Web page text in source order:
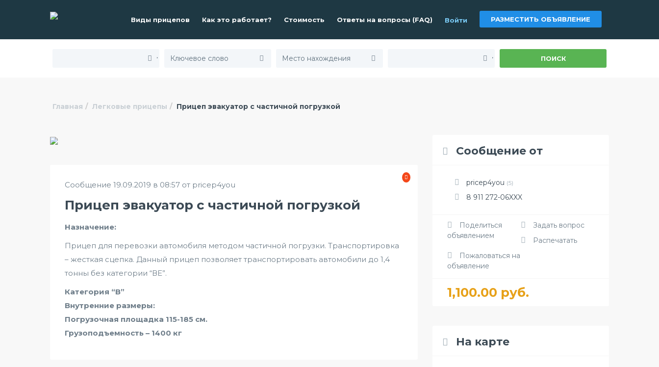
Виды прицепов Как это работает? Стоимость Ответы на вопросы (FAQ) Войти РАЗМЕСТИТЬ ОБЪЯВЛЕНИЕ
ПОИСК
Главная Легковые прицепы Прицеп эвакуатор с частичной погрузкой
Сообщение 19.09.2019 в 08:57 от pricep4you
Прицеп эвакуатор с частичной погрузкой
Назначение:
Прицеп для перевозки автомобиля методом частичной погрузки. Транспортировка
– жесткая сцепка. Данный прицеп позволяет транспортировать автомобили до 1,4
тонны без категории “ВЕ”.
Категория “В”
Внутренние размеры:
Погрузочная площадка 115-185 см.
Грузоподъемность – 1400 кг
Сообщение от
pricep4you (5)
8 911 272-06XXX
Поделиться
объявлением
Задать вопрос
Распечатать
Пожаловаться на
объявление
1,100.00 руб.
На карте